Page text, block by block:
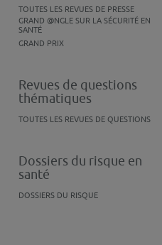
TOUTES LES REVUES DE PRESSE
GRAND @NGLE SUR LA SÉCURITÉ EN
SANTÉ
GRAND PRIX
Revues de questions
thématiques
TOUTES LES REVUES DE QUESTIONS
Dossiers du risque en
santé
DOSSIERS DU RISQUE